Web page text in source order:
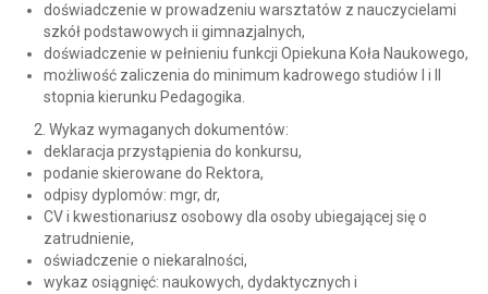
doświadczenie w prowadzeniu warsztatów z nauczycielami
szkół podstawowych ii gimnazjalnych,
doświadczenie w pełnieniu funkcji Opiekuna Koła Naukowego,
możliwość zaliczenia do minimum kadrowego studiów I i II
stopnia kierunku Pedagogika.
Wykaz wymaganych dokumentów:
deklaracja przystąpienia do konkursu,
podanie skierowane do Rektora,
odpisy dyplomów: mgr, dr,
CV i kwestionariusz osobowy dla osoby ubiegającej się o
zatrudnienie,
oświadczenie o niekaralności,
wykaz osiągnięć: naukowych, dydaktycznych i